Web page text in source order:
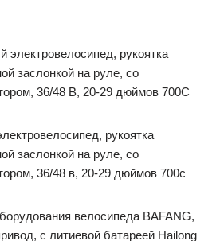
рукоятка
заслонкой на руле, со
36/48 в, 20-29 дюймов 700c